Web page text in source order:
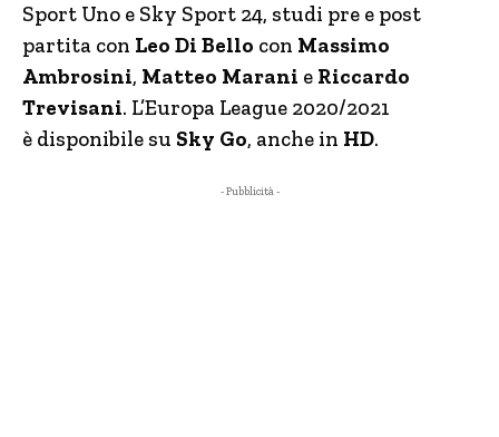
Sport Uno e Sky Sport 24, studi pre e post
partita con Leo Di Bello con Massimo
Ambrosini, Matteo Marani e Riccardo
Trevisani. L’Europa League 2020/2021
è disponibile su Sky Go, anche in HD.
- Pubblicità -